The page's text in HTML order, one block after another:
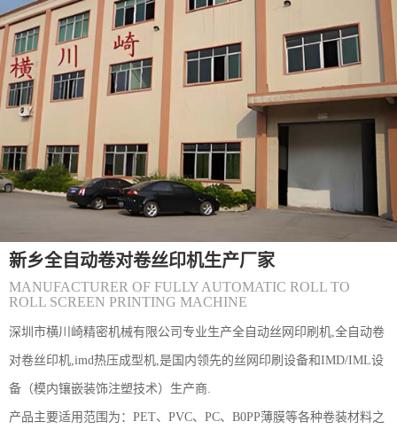
新乡全自动卷对卷丝印机生产厂家
MANUFACTURER OF FULLY AUTOMATIC ROLL TO
ROLL SCREEN PRINTING MACHINE
深圳市横川崎精密机械有限公司专业生产全自动丝网印刷机,全自动卷
对卷丝印机,imd热压成型机,是国内领先的丝网印刷设备和IMD/IML设
备（模内镶嵌装饰注塑技术）生产商.
产品主要适用范围为：PET、PVC、PC、B0PP薄膜等各种卷装材料之
致图案边缘毛糙。 - 严格控制感光胶厚度（通常5-10&mu;m），厚
度不均会造成油墨漏印量不一致，出现局
(新乡)〔丝印机〕丝网印刷丝印网版怎么制
(新乡) 丝网印刷网版制作主要包括以下步骤和方法： 一、制版方法
分类 直接制版法&zwnj; 工艺流程：绷网&rarr;脱脂&rarr;烘干&rarr;
涂布感光胶&rarr;曝光&rarr;显影&rarr;烘干&rar
(新乡)〔丝印机〕怎么解决丝网印刷机网板
(新乡) 丝网印刷网版粘版问题可通过以下方法综合解决： 一、环境
65%左右，避免高温低湿导致油墨粘度异常升高。夏季需
(新乡)您好,双面IMD技术是怎么实现的？
(新乡) 1、片材成型时形状要好；2、注塑前模及后模都要放IMD片
材， 要考虑好片材的定位方式及入口方式；3、要考虑好产品的顶出